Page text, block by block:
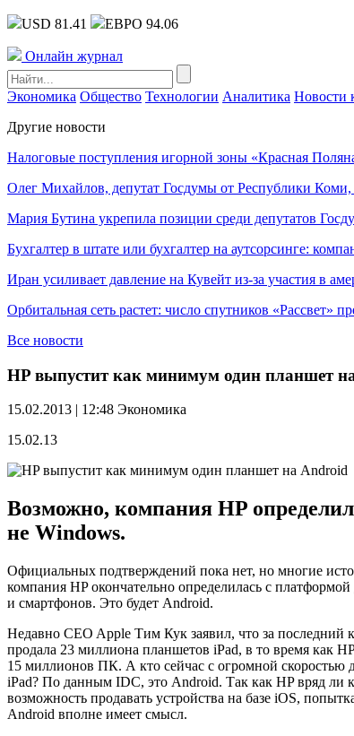
USD 81.41 ЕВРО 94.06
Онлайн журнал
Экономика Общество Технологии Аналитика Новости
Другие новости
Налоговые поступления игорной зоны «Красная
Олег Михайлов, депутат Госдумы от Республики Коми,
Мария Бутина укрепила позиции среди депутатов
Бухгалтер в штате или бухгалтер на аутсорсинге:
Иран усиливает давление на Кувейт из-за участия в
Орбитальная сеть растет: число спутников «Рассвет»
Все новости
HP выпустит как минимум один планшет
15.02.2013 | 12:48 Экономика
15.02.13
Возможно, компания HP
не Windows.
Официальных подтверждений пока нет, но многие
компания HP окончательно определилась с
и смартфонов. Это будет Android.
Недавно CEO Apple Тим Кук заявил, что за последний
продала 23 миллиона планшетов iPad, в то время как
15 миллионов ПК. А кто сейчас с огромной скоростью
iPad? По данным IDC, это Android. Так как HP вряд ли
возможность продавать устройства на базе iOS,
Android вполне имеет смысл.